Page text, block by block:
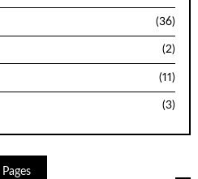
(36)
(2)
(11)
(3)
Pages